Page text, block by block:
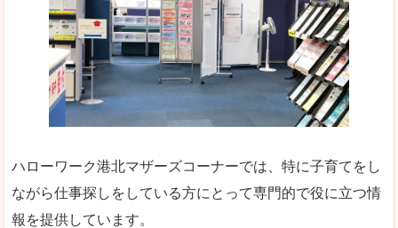
ハローワーク港北マザーズコーナーでは、特に子育てをし
ながら仕事探しをしている方にとって専門的で役に立つ情
報を提供しています。